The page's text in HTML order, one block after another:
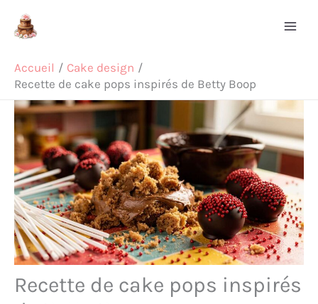
Accueil
Cake design
Recette de cake pops inspirés de Betty Boop
Recette de cake pops inspirés
Rechercher